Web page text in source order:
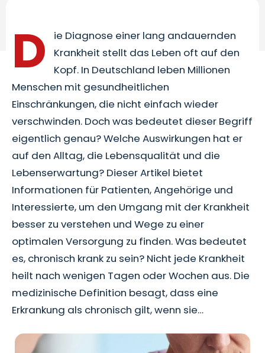
D
ie Diagnose einer lang andauernden
Krankheit stellt das Leben oft auf den
Kopf. In Deutschland leben Millionen
Menschen mit gesundheitlichen
Einschränkungen, die nicht einfach wieder
verschwinden. Doch was bedeutet dieser Begriff
eigentlich genau? Welche Auswirkungen hat er
auf den Alltag, die Lebensqualität und die
Lebenserwartung? Dieser Artikel bietet
Informationen für Patienten, Angehörige und
Interessierte, um den Umgang mit der Krankheit
besser zu verstehen und Wege zu einer
optimalen Versorgung zu finden. Was bedeutet
es, chronisch krank zu sein? Nicht jede Krankheit
heilt nach wenigen Tagen oder Wochen aus. Die
medizinische Definition besagt, dass eine
Erkrankung als chronisch gilt, wenn sie…